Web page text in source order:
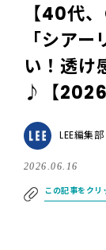
【40代
「シア
い！透け
♪【2026
LEE編集部
2026.06.16
この記事をクリ